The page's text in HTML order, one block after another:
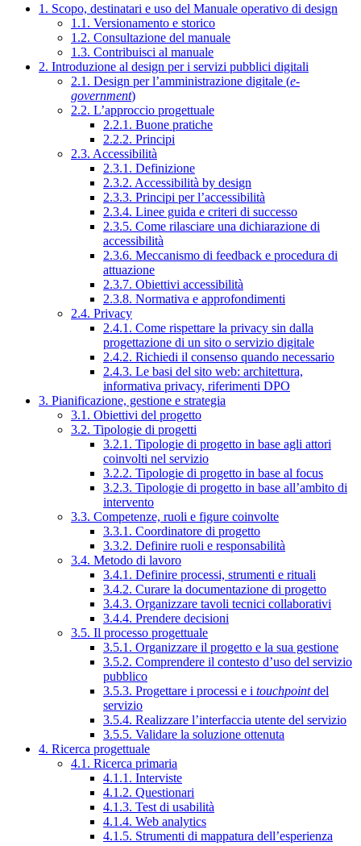
1. Scopo, destinatari e uso del Manuale operativo di design
1.1. Versionamento e storico
1.2. Consultazione del manuale
1.3. Contribuisci al manuale
2. Introduzione al design per i servizi pubblici digitali
2.1. Design per l’amministrazione digitale (e-
government)
2.2. L’approccio progettuale
2.2.1. Buone pratiche
2.2.2. Principi
2.3. Accessibilità
2.3.1. Definizione
2.3.2. Accessibilità by design
2.3.3. Principi per l’accessibilità
2.3.4. Linee guida e criteri di successo
2.3.5. Come rilasciare una dichiarazione di
accessibilità
2.3.6. Meccanismo di feedback e procedura di
attuazione
2.3.7. Obiettivi accessibilità
2.3.8. Normativa e approfondimenti
2.4. Privacy
2.4.1. Come rispettare la privacy sin dalla
progettazione di un sito o servizio digitale
2.4.2. Richiedi il consenso quando necessario
2.4.3. Le basi del sito web: architettura,
informativa privacy, riferimenti DPO
3. Pianificazione, gestione e strategia
3.1. Obiettivi del progetto
3.2. Tipologie di progetti
3.2.1. Tipologie di progetto in base agli attori
coinvolti nel servizio
3.2.2. Tipologie di progetto in base al focus
3.2.3. Tipologie di progetto in base all’ambito di
intervento
3.3. Competenze, ruoli e figure coinvolte
3.3.1. Coordinatore di progetto
3.3.2. Definire ruoli e responsabilità
3.4. Metodo di lavoro
3.4.1. Definire processi, strumenti e rituali
3.4.2. Curare la documentazione di progetto
3.4.3. Organizzare tavoli tecnici collaborativi
3.4.4. Prendere decisioni
3.5. Il processo progettuale
3.5.1. Organizzare il progetto e la sua gestione
3.5.2. Comprendere il contesto d’uso del servizio
pubblico
3.5.3. Progettare i processi e i touchpointdel
servizio
3.5.4. Realizzare l’interfaccia utente del servizio
3.5.5. Validare la soluzione ottenuta
4. Ricerca progettuale
4.1. Ricerca primaria
4.1.1. Interviste
4.1.2. Questionari
4.1.3. Test di usabilità
4.1.4. Web analytics
4.1.5. Strumenti di mappatura dell’esperienza